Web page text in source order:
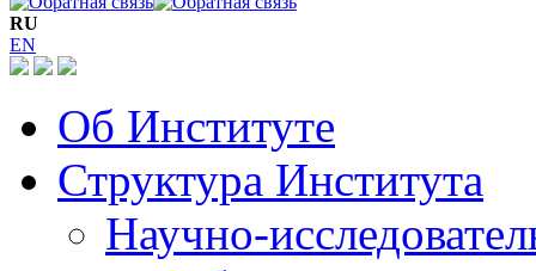
RU
EN
Об Институте
Структура Института
Научно-